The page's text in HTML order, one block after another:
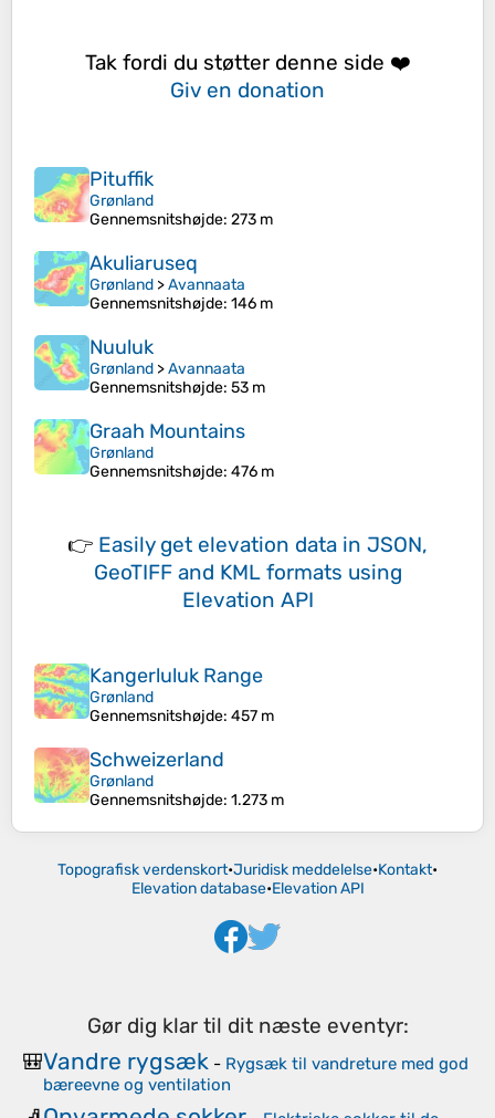
Tak fordi du støtter denne side ❤️
Giv en donation
Pituffik
Grønland
Gennemsnitshøjde: 273 m
Akuliaruseq
Grønland >Avannaata
Gennemsnitshøjde: 146 m
Nuuluk
Grønland >Avannaata
Gennemsnitshøjde: 53 m
Graah Mountains
Grønland
Gennemsnitshøjde: 476 m
👉 Easily get elevation data in JSON,
GeoTIFF and KML formats using
Elevation API
Kangerluluk Range
Grønland
Gennemsnitshøjde: 457 m
Schweizerland
Grønland
Gennemsnitshøjde: 1.273 m
Topografisk verdenskort•Juridisk meddelelse•Kontakt•
Elevation database•Elevation API
Gør dig klar til dit næste eventyr:
🎒Vandre rygsæk - Rygsæk til vandreture med god
bæreevne og ventilation